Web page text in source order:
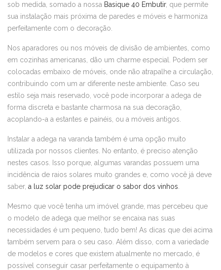
sob medida, somado a nossa Basique 40 Embutir, que permite
sua instalação mais próxima de paredes e móveis e harmoniza
perfeitamente com o decoração.
Nos aparadores ou nos móveis de divisão de ambientes, como
em cozinhas americanas, dão um charme especial. Podem ser
colocadas embaixo de móveis, onde não atrapalhe a circulação,
contribuindo com um ar diferente neste ambiente. Caso seu
estilo seja mais reservado, você pode incorporar a adega de
forma discreta e bastante charmosa na sua decoração,
acoplando-a a estantes e painéis, ou a móveis antigos.
Instalar a adega na varanda também é uma opção muito
utilizada por nossos clientes. No entanto, é preciso atenção
nestes casos. Isso porque, algumas varandas possuem uma
incidência de raios solares muito grandes e, como você já deve
saber, a luz solar pode prejudicar o sabor dos vinhos
Mesmo que você tenha um imóvel grande, mas percebeu que
o modelo de adega que melhor se encaixa nas suas
necessidades é um pequeno, tudo bem! As dicas que dei acima
também servem para o seu caso. Além disso, com a variedade
de modelos e cores que existem atualmente no mercado, é
possível conseguir casar perfeitamente o equipamento à